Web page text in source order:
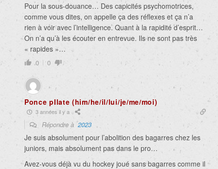
Pour la sous-douance… Des capicités psychomotrices,
comme vous dites, on appelle ça des réflexes et ça n’a
rien à voir avec l’intelligence. Quant à la rapidité d’esprit…
On n’a qu’à les écouter en entrevue. Ils ne sont pas très
« rapides »…
0 0
Ponce pIlate (him/he/il/lui/je/me/moi)
3 années il y a
Répondre à2023
Je suis absolument pour l’abolition des bagarres chez les
juniors, mais absolument pas dans le pro…
Avez-vous déjà vu du hockey joué sans bagarres comme il